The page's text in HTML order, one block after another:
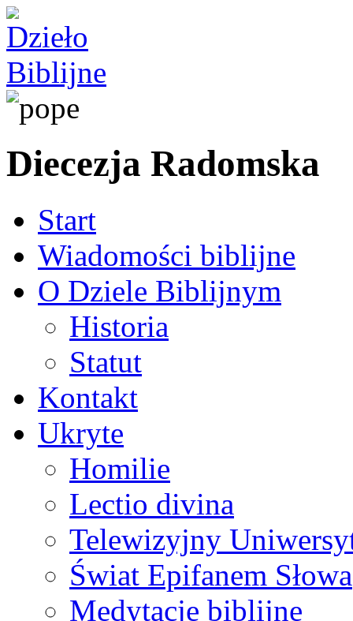
Diecezja Radomska
Start
Wiadomości biblijne
O Dziele Biblijnym
Historia
Statut
Kontakt
Ukryte
Homilie
Lectio divina
Telewizyjny
Świat Epifanem Słowa
Medytacje biblijne